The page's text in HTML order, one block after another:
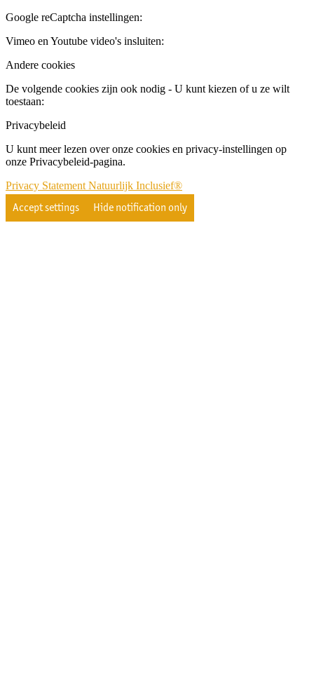
Google reCaptcha instellingen:
Vimeo en Youtube video's insluiten:
Andere cookies
De volgende cookies zijn ook nodig - U kunt kiezen of u ze wilt
toestaan:
Privacybeleid
U kunt meer lezen over onze cookies en privacy-instellingen op
onze Privacybeleid-pagina.
Privacy Statement Natuurlijk Inclusief®
Accept settings Hide notification only